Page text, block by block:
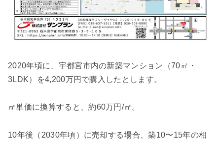
2020年頃に、宇都宮市内の新築マンション（70㎡・
3LDK）を4,200万円で購入したとします。
㎡単価に換算すると、約60万円/㎡。
10年後（2030年頃）に売却する場合、築10〜15年の相